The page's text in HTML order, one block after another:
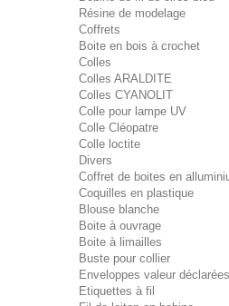
Résine de modelage
Coffrets
Boite en bois à crochet
Colles
Colles ARALDITE
Colles CYANOLIT
Colle pour lampe UV
Colle Cléopatre
Colle loctite
Divers
Coffret de boites en
Coquilles en plastique
Blouse blanche
Boite à ouvrage
Boite à limailles
Buste pour collier
Enveloppes valeur déclarées
Etiquettes à fil